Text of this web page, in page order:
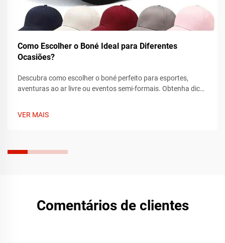
Como Escolher o Boné Ideal para Diferentes
Ocasiões?
Descubra como escolher o boné perfeito para esportes,
aventuras ao ar livre ou eventos semi-formais. Obtenha dicas
VER MAIS
Comentários de clientes